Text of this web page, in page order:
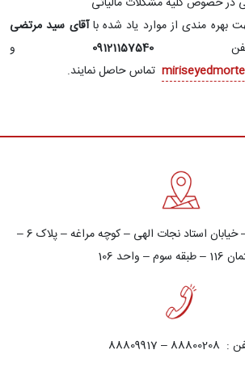
مندی از موارد یاد شده باآقای سید مرتضی
09121157540 و
تماس حاصل نمایند.
تهران – خيابان انقلاب – خيابان استاد نجات الهی – کوچه مراغه – پلاک 6 –
– واحد 106
– 88809917